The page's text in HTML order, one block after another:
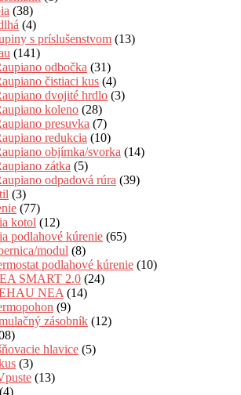
(38)
(4)
s príslušenstvom (13)
(141)
odbočka (31)
čistiaci kus (4)
dvojité hrdlo (3)
koleno (28)
presuvka (7)
redukcia (10)
objímka/svorka (14)
zátka (5)
odpadová rúra (39)
(3)
(77)
kotol (12)
podlahové kúrenie (65)
modul (8)
podlahové kúrenie (10)
SMART 2.0 (24)
NEA (14)
(9)
zásobník (12)
hlavice (5)
(3)
(13)
(4)